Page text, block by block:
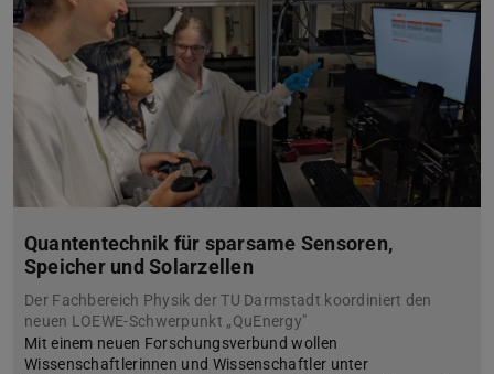
Quantentechnik für sparsame Sensoren,
Speicher und Solarzellen
Der Fachbereich Physik der TU Darmstadt koordiniert den
neuen LOEWE-Schwerpunkt „QuEnergy"
Mit einem neuen Forschungsverbund wollen
Wissenschaftlerinnen und Wissenschaftler unter